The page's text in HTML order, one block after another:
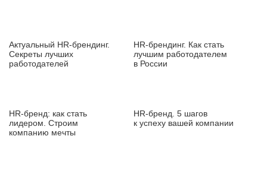
Актуальный HR‑брендинг.
Секреты лучших
работодателей
HR‑брендинг. Как стать
лучшим работодателем
в России
HR‑бренд: как стать
лидером. Строим
компанию мечты
HR‑бренд. 5 шагов
к успеху вашей компании